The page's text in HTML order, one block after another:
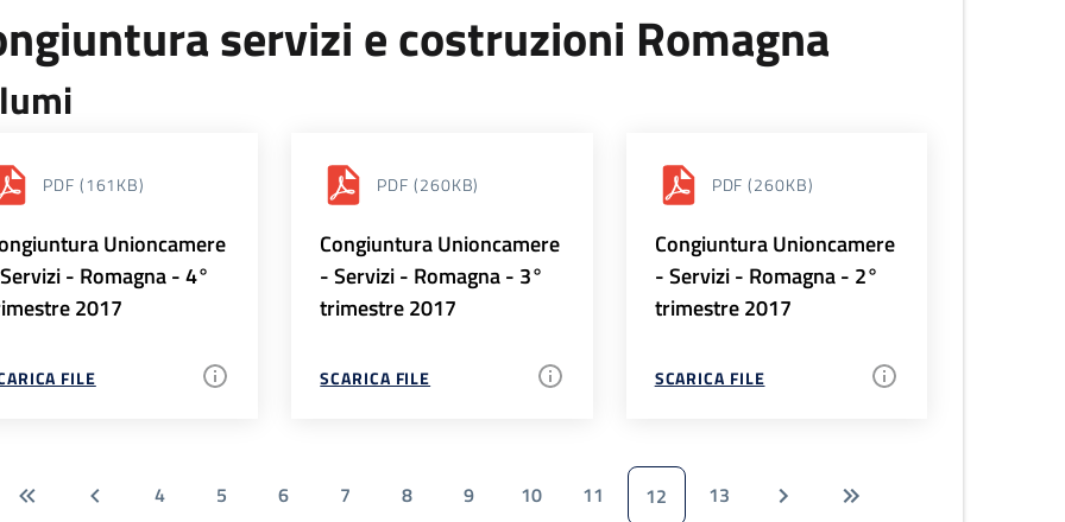
servizi e costruzioni Romagna
PDF (161KB)
Unioncamere
- Romagna - 4°
2017
FILE
PDF (260KB)
Congiuntura Unioncamere
- Servizi - Romagna - 3°
trimestre 2017
SCARICA FILE
PDF (260KB)
Congiuntura Unioncamere
- Servizi - Romagna - 2°
trimestre 2017
SCARICA FILE
4 5 6 7 8 9 10 11 12 13